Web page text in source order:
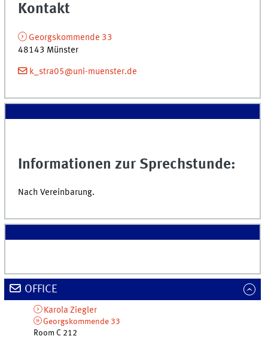
Kontakt
Georgskommende 33
48143 Münster
k_stra05@uni-muenster.de
Informationen zur Sprechstunde:
Nach Vereinbarung.
OFFICE
Karola Ziegler
Georgskommende 33
Room C 212